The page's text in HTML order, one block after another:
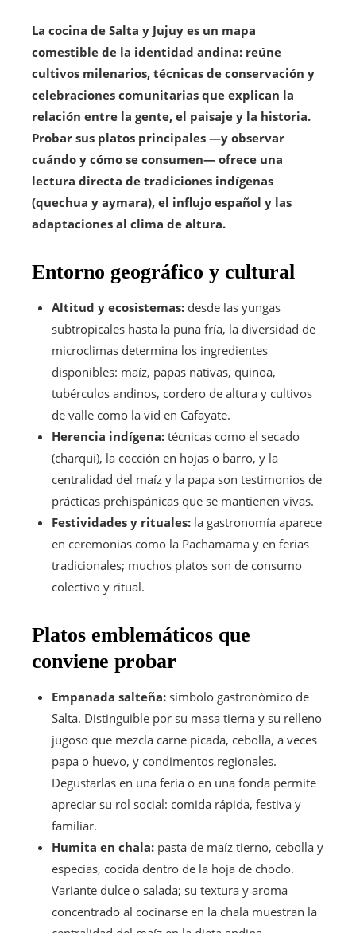
La cocina de Salta y Jujuy es un mapa
comestible de la identidad andina: reúne
cultivos milenarios, técnicas de conservación y
celebraciones comunitarias que explican la
relación entre la gente, el paisaje y la historia.
Probar sus platos principales —y observar
cuándo y cómo se consumen— ofrece una
lectura directa de tradiciones indígenas
(quechua y aymara), el influjo español y las
adaptaciones al clima de altura.
Entorno geográfico y cultural
Altitud y ecosistemas: desde las yungas
subtropicales hasta la puna fría, la diversidad de
microclimas determina los ingredientes
disponibles: maíz, papas nativas, quinoa,
tubérculos andinos, cordero de altura y cultivos
de valle como la vid en Cafayate.
Herencia indígena: técnicas como el secado
(charqui), la cocción en hojas o barro, y la
centralidad del maíz y la papa son testimonios de
prácticas prehispánicas que se mantienen vivas.
Festividades y rituales: la gastronomía aparece
en ceremonias como la Pachamama y en ferias
tradicionales; muchos platos son de consumo
colectivo y ritual.
Platos emblemáticos que
conviene probar
Empanada salteña: símbolo gastronómico de
Salta. Distinguible por su masa tierna y su relleno
jugoso que mezcla carne picada, cebolla, a veces
papa o huevo, y condimentos regionales.
Degustarlas en una feria o en una fonda permite
apreciar su rol social: comida rápida, festiva y
familiar.
Humita en chala: pasta de maíz tierno, cebolla y
especias, cocida dentro de la hoja de choclo.
Variante dulce o salada; su textura y aroma
concentrado al cocinarse en la chala muestran la